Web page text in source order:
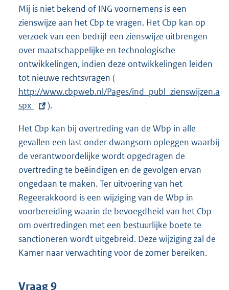
Mij is niet bekend of ING voornemens is een
zienswijze aan het Cbp te vragen. Het Cbp kan op
verzoek van een bedrijf een zienswijze uitbrengen
over maatschappelijke en technologische
ontwikkelingen, indien deze ontwikkelingen leiden
tot nieuwe rechtsvragen (
x
r
n
e
l
i
n
k
:
http://www.cbpweb.nl/Pages/ind_publ_zienswijzen.a
spx
).
Het Cbp kan bij overtreding van de Wbp in alle
gevallen een last onder dwangsom opleggen waarbij
de verantwoordelijke wordt opgedragen de
overtreding te beëindigen en de gevolgen ervan
ongedaan te maken. Ter uitvoering van het
Regeerakkoord is een wijziging van de Wbp in
voorbereiding waarin de bevoegdheid van het Cbp
om overtredingen met een bestuurlijke boete te
sanctioneren wordt uitgebreid. Deze wijziging zal de
Kamer naar verwachting voor de zomer bereiken.
Vraag 9